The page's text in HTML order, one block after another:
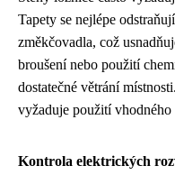
Tapety se nejlépe
změkčovadla, což
broušení nebo použití
dostatečné větrání
vyžaduje použití
Kontrola elektrických